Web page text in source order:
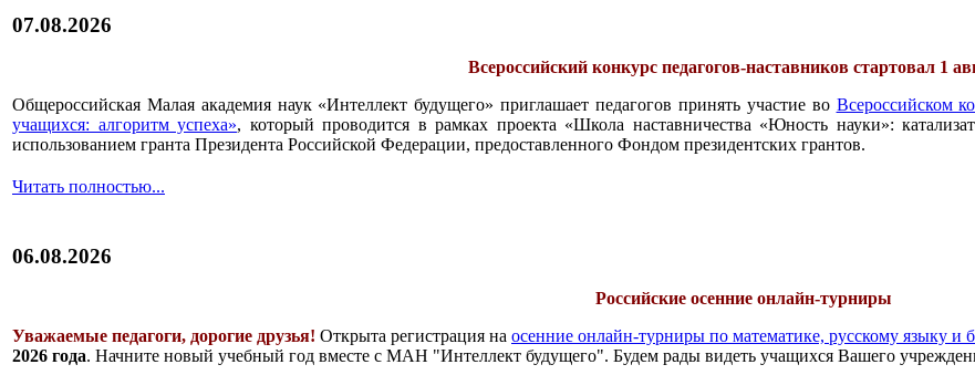
07.08.2026
Всероссийский конкурс педагогов-наставников стартовал 1
Общероссийская Малая академия наук «Интеллект будущего» приглашает педагогов принять участие во Всероссийском
учащихся: алгоритм успеха», который проводится в рамках проекта «Школа наставничества «Юность науки»:
использованием гранта Президента Российской Федерации, предоставленного Фондом президентских грантов.
Читать полностью...
06.08.2026
Российские осенние онлайн-турниры
Уважаемые педагоги, дорогие друзья! Открыта регистрация на осенние онлайн-турниры по математике, русскому языку и
2026 года. Начните новый учебный год вместе с МАН "Интеллект будущего". Будем рады видеть учащихся Вашего